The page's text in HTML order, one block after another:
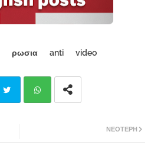
ρωσια anti video
ΝΕΌΤΕΡΗ